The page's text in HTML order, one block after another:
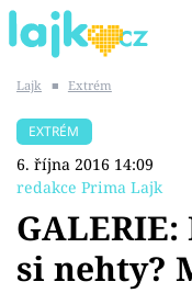
SHOPAHOLICADEL
Témata
Lajk ■ Extrém
EXTRÉM
6. října 2016 14:09
redakce Prima Lajk
si nehty?